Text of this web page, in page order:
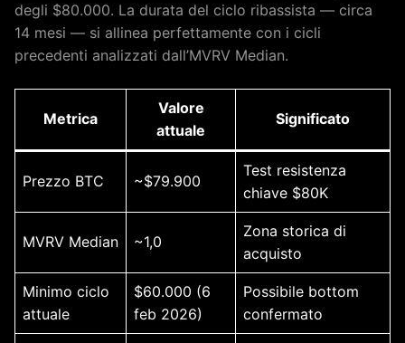
degli $80.000. La durata del ciclo ribassista — circa
14 mesi — si allinea perfettamente con i cicli
precedenti analizzati dall’MVRV Median.
Metrica
Valore
attuale
Significato
Prezzo BTC ~$79.900
Test resistenza
chiave $80K
MVRV Median ~1,0
Zona storica di
acquisto
Minimo ciclo
attuale
$60.000 (6
feb 2026)
Possibile bottom
confermato